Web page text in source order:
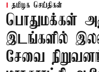
தமிழக செய்திகள்
பொதுமக்கள்
இடங்களில்
சேவை